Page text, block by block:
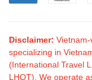
Disclaimer:
specializing in
(International Travel
LHQT). We operate